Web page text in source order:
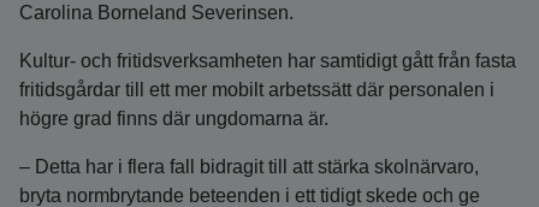
Carolina Borneland Severinsen.
Kultur- och fritidsverksamheten har samtidigt gått från fasta
fritidsgårdar till ett mer mobilt arbetssätt där personalen i
högre grad finns där ungdomarna är.
– Detta har i flera fall bidragit till att stärka skolnärvaro,
bryta normbrytande beteenden i ett tidigt skede och ge